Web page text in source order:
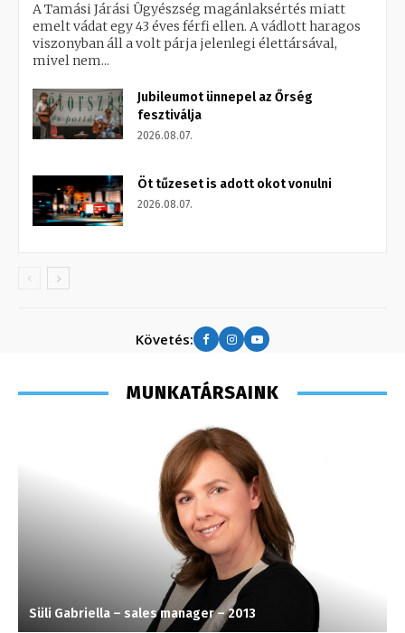
A Tamási Járási Ügyészség magánlaksértés miatt
emelt vádat egy 43 éves férfi ellen. A vádlott haragos
viszonyban áll a volt párja jelenlegi élettársával,
mivel nem...
Jubileumot ünnepel az Őrség
fesztiválja
2026.08.07.
Öt tűzeset is adott okot vonulni
2026.08.07.
Követés:
MUNKATÁRSAINK
Süli Gabriella – sales manager – 2013